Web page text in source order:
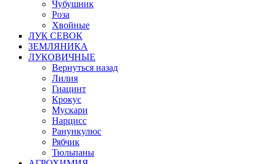
Чубушник
Роза
Хвойные
ЛУК СЕВОК
ЗЕМЛЯНИКА
ЛУКОВИЧНЫЕ
Вернуться назад
Лилия
Гиацинт
Крокус
Мускари
Нарцисс
Ранункулюс
Рябчик
Тюльпаны